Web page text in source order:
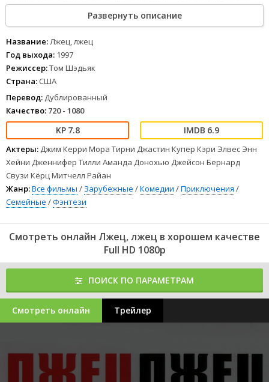
на торте, загадывает только одно желание: «Хочу, чтоб мой
любимый папочка перестал постоянно врать».
сбывается, и неожиданно для Флетчера Рида язык, который
всегда был его рабочим инструментом, превращается в его
главного врага. Флетчер начинает говорить обидную правду
своему начальнику и клиентам. Эта правдивость может стоить
адвокатуработы! Но самое страшное ждет правдивого поневоле
Флетчера в зале суда, когда будет слушаться дело о разводе его
клиента. Без вранья он не сможет выиграть! Да, этот день своей
жизни Флетчер Рид не забудет никогда...
12345 678
Развернуть описание
Название:Лжец, лжец
Год выхода: 1997
Режиссер:Том Шэдьяк
Страна: США
Перевод: Дублированный
Качество: 720 - 1080
7.8 6.9
Актеры: Джим Керри Мора Тирни Джастин Купер Кэри Элвес Энн
Хейни Дженнифер Тилли Аманда Донохью Джейсон Бернард
Свузи Кёрц Митчелл Райан
Жанр:Все фильмы / Зарубежные /Комедии /Приключения /
Семейные /Фэнтези
Смотреть онлайн Лжец, лжец в хорошем качестве
Full HD 1080p
ПОИСК ПО ПАРАМЕТРАМ
Смотреть онлайн Трейлер